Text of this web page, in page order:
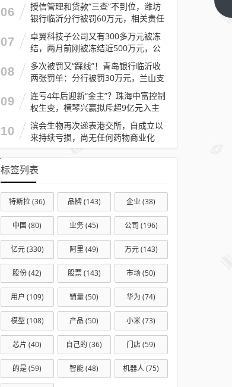
06
授信管理和贷款“三查”不到位，潍坊
银行临沂分行被罚60万元，相关责任
人被警告
07
卓翼科技子公司又有300多万元被冻
结，两月前刚被冻结近500万元，公
司去年预计亏损至少2.1亿元
08
多次被罚又“踩线”！青岛银行临沂收
两张罚单：分行被罚30万元，兰山支
行被罚30万元
09
连亏4年后迎新“金主”？珠海中富控制
权生变，横琴兴赢拟斥超9亿元入主
10
滨会生物再次递表港交所，自成立以
来持续亏损，尚无任何药物商业化
标签列表
特斯拉(36) 品牌(143) 企业(38)
中国 (80) 业务(45) 公司 (196)
亿元(330) 阿里 (49) 万元(143)
股份(42) 股票(143) 市场(50)
用户 (109) 销量(50) 华为 (74)
模型 (108) 产品 (50) 小米(73)
芯片 (40) 自己的 (36) 门店(59)
的是(59) 智能(48) 机器人(75)